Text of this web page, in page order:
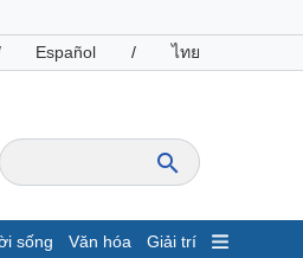
Español / ไทย
sống Văn hóa Giải trí